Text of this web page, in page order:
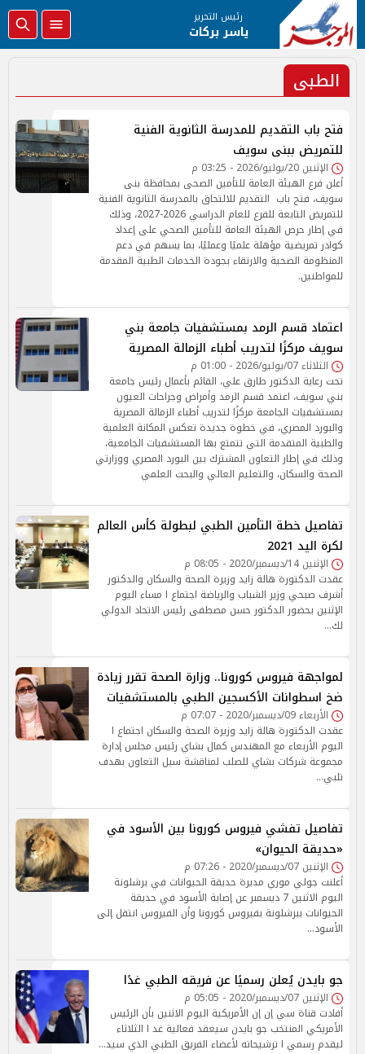
رئيس التحرير
ياسر بركات
الطبى
فتح باب التقديم للمدرسة الثانوية الفنية
للتمريض ببنى سويف
الإثنين 20/يوليو/2026 - 03:25 م
أعلن فرع الهيئة العامة للتأمين الصحى بمحافظة بنى
سويف، فتح باب التقديم للالتحاق بالمدرسة الثانوية الفنية
للتمريض التابعة للفرع للعام الدراسي 2026-2027، وذلك
في إطار حرص الهيئة العامة للتأمين الصحي على إعداد
كوادر تمريضية مؤهلة علميًا وعمليًا، بما يسهم في دعم
المنظومة الصحية والارتقاء بجودة الخدمات الطبية المقدمة
للمواطنين.
اعتماد قسم الرمد بمستشفيات جامعة بني
سويف مركزًا لتدريب أطباء الزمالة المصرية
الثلاثاء 07/يوليو/2026 - 01:00 م
تحت رعاية الدكتور طارق علي، القائم بأعمال رئيس جامعة
بني سويف، اعتمد قسم الرمد وأمراض وجراحات العيون
بمستشفيات الجامعة مركزًا لتدريب أطباء الزمالة المصرية
والبورد المصري، في خطوة جديدة تعكس المكانة العلمية
والطبية المتقدمة التي تتمتع بها المستشفيات الجامعية،
وذلك في إطار التعاون المشترك بين البورد المصري ووزارتي
الصحة والسكان، والتعليم العالي والبحث العلمي
تفاصيل خطة التأمين الطبي لبطولة كأس العالم
لكرة اليد 2021
الإثنين 14/ديسمبر/2020 - 08:05 م
عقدت الدكتورة هالة زايد وزيرة الصحة والسكان والدكتور
أشرف صبحي وزير الشباب والرياضة اجتماع ا مساء اليوم
الإثنين بحضور الدكتور حسن مصطفى رئيس الاتحاد الدولي
لك…
لمواجهة فيروس كورونا.. وزارة الصحة تقرر زيادة
ضخ اسطوانات الأكسجين الطبي بالمستشفيات
الأربعاء 09/ديسمبر/2020 - 07:07 م
عقدت الدكتورة هالة زايد وزيرة الصحة والسكان اجتماع ا
اليوم الأربعاء مع المهندس كمال بشاي رئيس مجلس إدارة
مجموعة شركات بشاي للصلب لمناقشة سبل التعاون بهدف
تلبي…
تفاصيل تفشي فيروس كورونا بين الأسود في
«حديقة الحيوان»
الإثنين 07/ديسمبر/2020 - 07:26 م
أعلنت جولي موري مديرة حديقة الحيوانات في برشلونة
اليوم الاثنين 7 ديسمبر عن إصابة الأسود في حديقة
الحيوانات ببرشلونة بفيروس كورونا وأن الفيروس انتقل إلى
الأسود…
جو بايدن يُعلن رسميًا عن فريقه الطبي غدًا
الإثنين 07/ديسمبر/2020 - 05:05 م
أفادت قناة سي إن إن الأمريكية اليوم الاثنين بأن الرئيس
الأمريكي المنتخب جو بايدن سيعقد فعالية غد ا الثلاثاء
ليقدم رسمي ا ترشيحاته لأعضاء الفريق الطبي الذي سيد…